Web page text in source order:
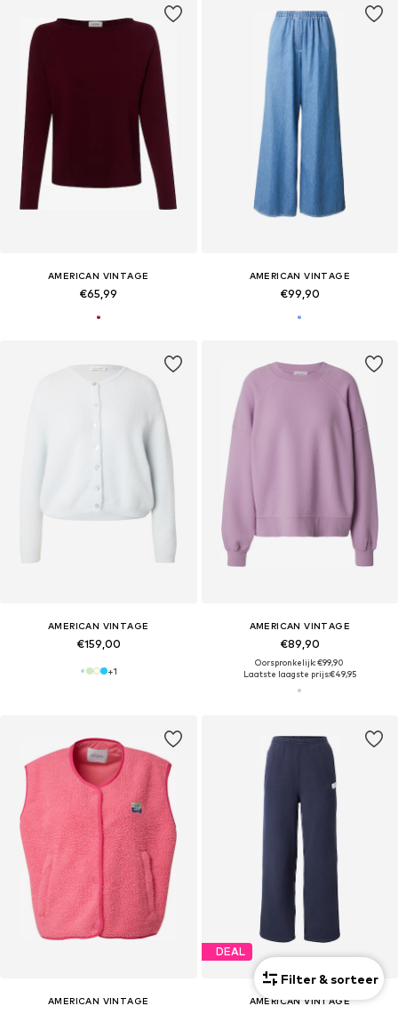
AMERICAN VINTAGE
€65,99
AMERICAN VINTAGE
€99,90
AMERICAN VINTAGE
€159,00
+1
AMERICAN VINTAGE
€89,90
Oorspronkelijk: €99,90
Laatste laagste prijs:€49,95
AMERICAN VINTAGE
DEAL
AMERICAN VINTAGE
Filter & sorteer